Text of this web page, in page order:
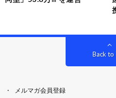
Back to
メルマガ会員登録